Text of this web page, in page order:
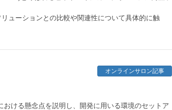
ューションとの比較や関連性について具体的に触
オンラインサロン記事
ける懸念点を説明し、開発に用いる環境のセットア